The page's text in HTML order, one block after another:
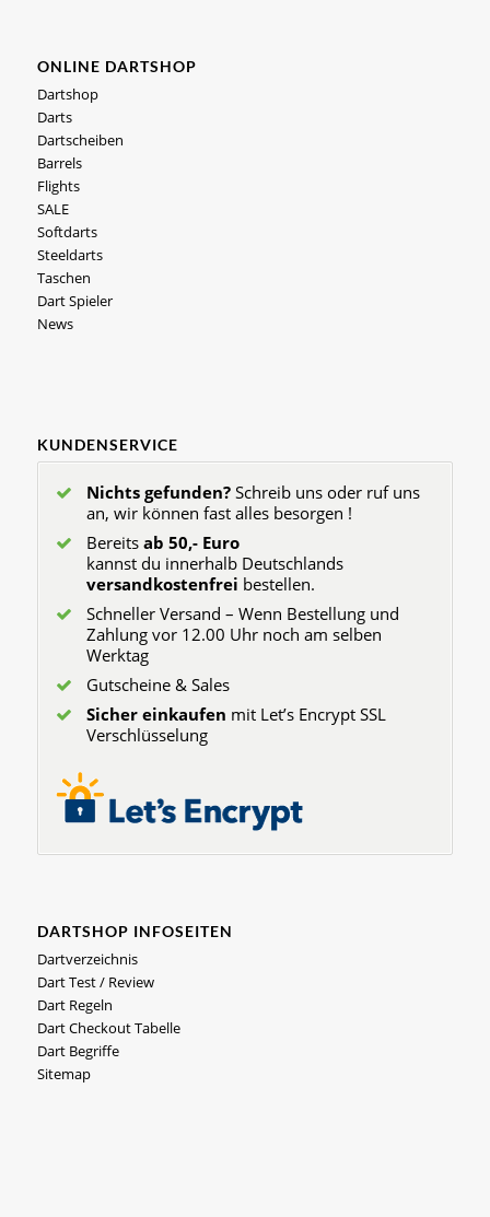
ONLINE DARTSHOP
Dartshop
Darts
Dartscheiben
Barrels
Flights
SALE
Softdarts
Steeldarts
Taschen
Dart Spieler
News
KUNDENSERVICE
Nichts gefunden?Schreib uns oder ruf uns
an, wir können fast alles besorgen !
Bereits ab 50,- Euro
kannst du innerhalb Deutschlands
versandkostenfrei bestellen.
Schneller Versand – Wenn Bestellung und
Zahlung vor 12.00 Uhr noch am selben
Werktag
Gutscheine & Sales
Sicher einkaufen mit Let’s Encrypt SSL
Verschlüsselung
DARTSHOP INFOSEITEN
Dartverzeichnis
Dart Test / Review
Dart Regeln
Dart Checkout Tabelle
Dart Begriffe
Sitemap